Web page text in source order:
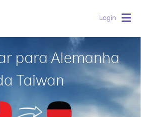
Login
para Alemanha
Taiwan